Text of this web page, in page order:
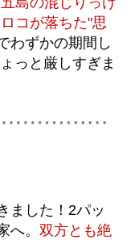
コが落ちた"思
わずかの期間し
っと厳しすぎま
ました！2パッ
へ。 双方とも絶